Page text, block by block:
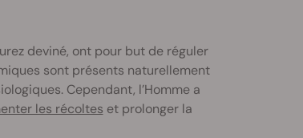
deviné, ont pour but de réguler
sont présents naturellement
Cependant, l’Homme a
les récoltes et prolonger la